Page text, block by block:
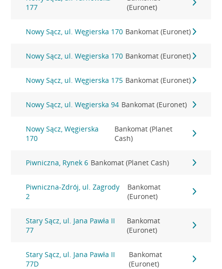
177
(Euronet)
Nowy Sącz, ul. Węgierska 170 Bankomat (Euronet)
Nowy Sącz, ul. Węgierska 170 Bankomat (Euronet)
Nowy Sącz, ul. Węgierska 175 Bankomat (Euronet)
Nowy Sącz, ul. Węgierska 94 Bankomat (Euronet)
Nowy Sącz, Węgierska
170
Bankomat (Planet
Cash)
Piwniczna, Rynek 6 Bankomat (Planet Cash)
Piwniczna-Zdrój, ul. Zagrody
2
Bankomat
(Euronet)
Stary Sącz, ul. Jana Pawła II
77
Bankomat
(Euronet)
Stary Sącz, ul. Jana Pawła II
77D
Bankomat
(Euronet)